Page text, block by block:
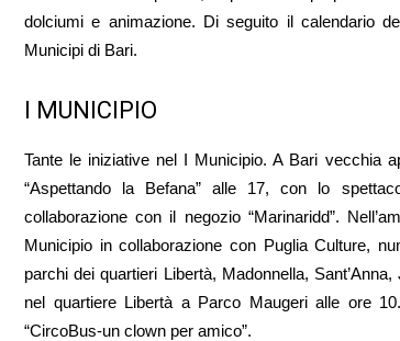
dolciumi e animazione. Di seguito il calendario
Municipi di Bari.
I MUNICIPIO
Tante le iniziative nel I Municipio. A Bari vecchia
“Aspettando la Befana” alle 17, con lo
collaborazione con il negozio “Marinaridd”.
Municipio in collaborazione con Puglia Culture,
parchi dei quartieri Libertà, Madonnella,
nel quartiere Libertà a Parco Maugeri alle ore
“CircoBus-un clown per amico”.